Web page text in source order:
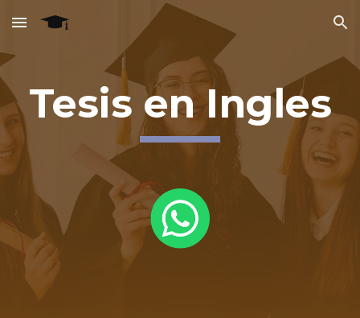
Skip to main content Skip to navigation
Tesis en Ingles